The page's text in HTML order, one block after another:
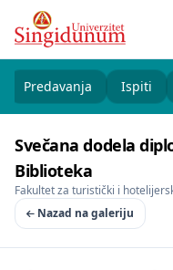
Predavanja Ispiti
Svečana dodela
Biblioteka
Fakultet za turistički i
Nazad na galeriju